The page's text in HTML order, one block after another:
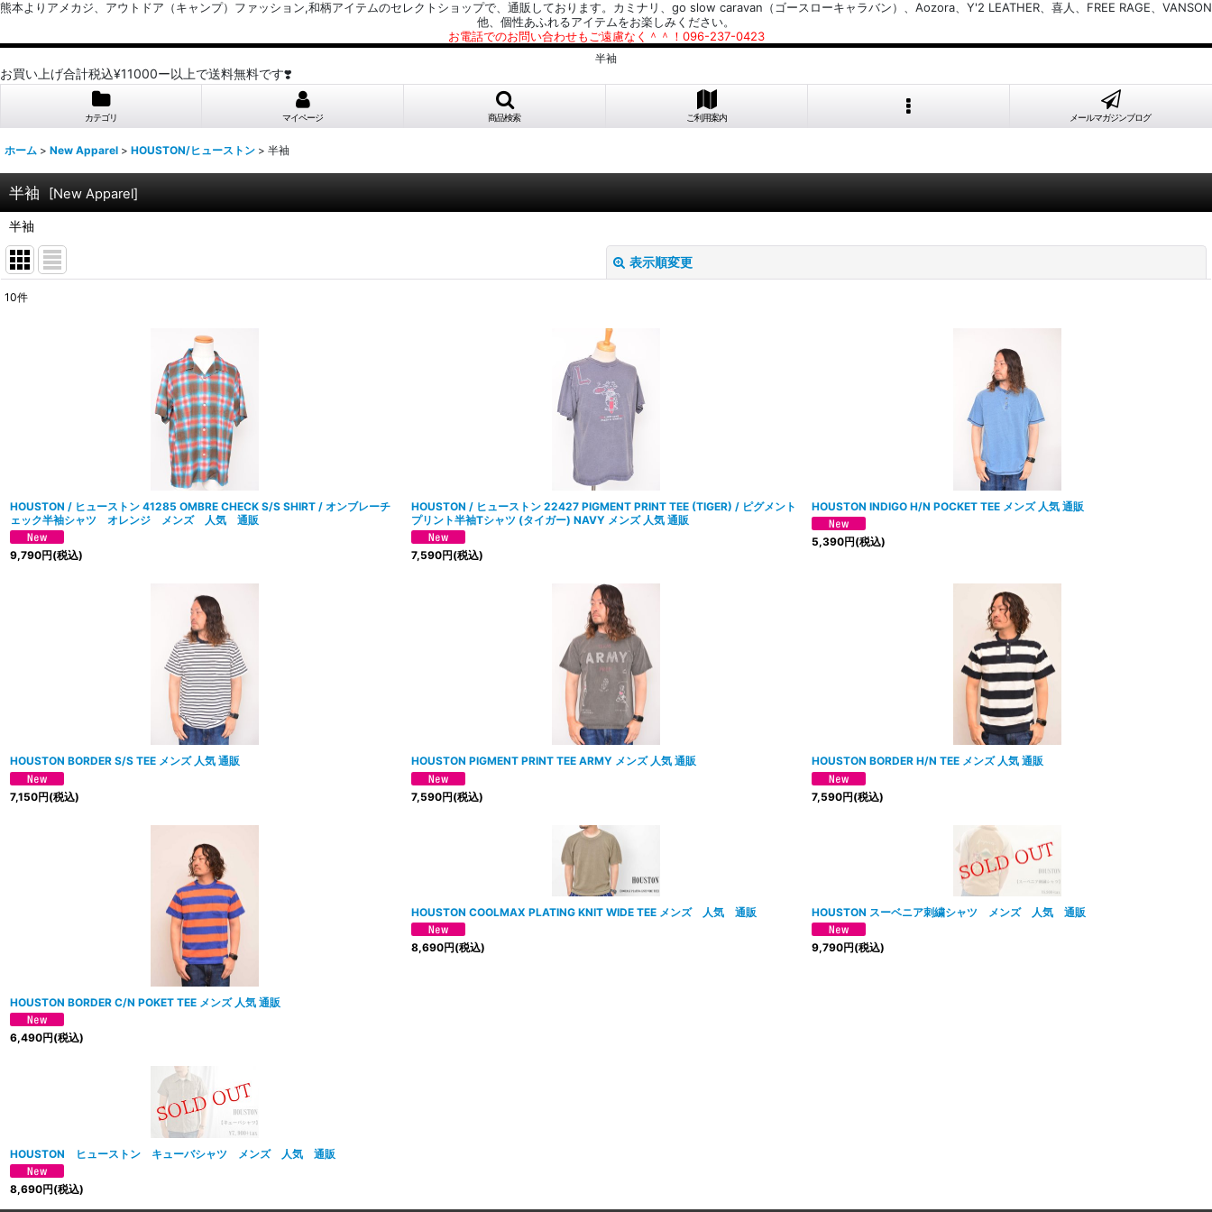
熊本よりアメカジ、アウトドア（キャンプ）ファッション,和柄アイテムのセレクトショップで、通販しております。カミナリ、go slow caravan（ゴースローキャラバン）、Aozora、Y'2 LEATHER、喜人、FREE RAGE、VANSON
他、個性あふれるアイテムをお楽しみください。
お電話でのお問い合わせもご遠慮なく＾＾！096-237-0423
半袖
お買い上げ合計税込¥11000ー以上で送料無料です❣️
カテゴリ マイページ 商品検索 ご利用案内 メールマガジンブログ
ホーム > New Apparel > HOUSTON/ヒューストン > 半袖
半袖 [New Apparel]
半袖
表示順変更
絞り込む
10件
HOUSTON / ヒューストン 41285 OMBRE CHECK S/S SHIRT / オンブレーチ
ェック半袖シャツ オレンジ メンズ 人気 通販
9,790円(税込)
HOUSTON / ヒューストン 22427 PIGMENT PRINT TEE (TIGER) / ピグメント
プリント半袖Tシャツ (タイガー) NAVY メンズ 人気 通販
7,590円(税込)
HOUSTON INDIGO H/N POCKET TEE メンズ 人気 通販
5,390円(税込)
HOUSTON BORDER S/S TEE メンズ 人気 通販
7,150円(税込)
HOUSTON PIGMENT PRINT TEE ARMY メンズ 人気 通販
7,590円(税込)
HOUSTON BORDER H/N TEE メンズ 人気 通販
7,590円(税込)
HOUSTON BORDER C/N POKET TEE メンズ 人気 通販
6,490円(税込)
HOUSTON COOLMAX PLATING KNIT WIDE TEE メンズ 人気 通販
8,690円(税込)
HOUSTON スーベニア刺繍シャツ メンズ 人気 通販
9,790円(税込)
HOUSTON ヒューストン キューバシャツ メンズ 人気 通販
8,690円(税込)